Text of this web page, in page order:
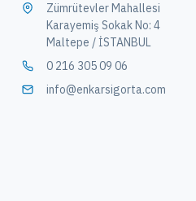
Zümrütevler Mahallesi
Karayemiş Sokak No: 4
Maltepe / İSTANBUL
0 216 305 09 06
info@enkarsigorta.com